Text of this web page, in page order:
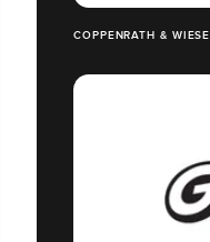
COPPENRATH & WIESE